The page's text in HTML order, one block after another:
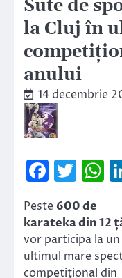
Sute de
la Cluj în
anului
14 decembrie
Peste600 de
karateka din 12
vor participa la un
ultimul mare
competițional din